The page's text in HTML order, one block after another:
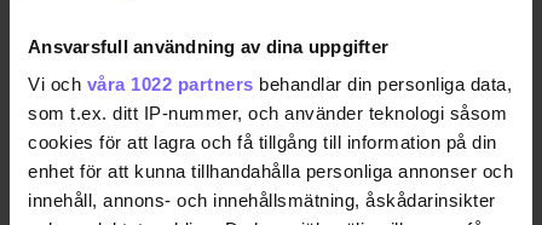
Ansvarsfull användning av dina uppgifter
Vi och våra 1022 partners behandlar din personliga data,
som t.ex. ditt IP-nummer, och använder teknologi såsom
cookies för att lagra och få tillgång till information på din
enhet för att kunna tillhandahålla personliga annonser och
innehåll, annons- och innehållsmätning, åskådarinsikter
SAMHÄLLE
NÖJE
LIVSSTIL
ANNONSERA
OM OSS
VANLIGA FRÅGOR OCH SVAR